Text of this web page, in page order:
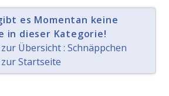
es Momentan keine
in dieser Kategorie!
Übersicht : Schnäppchen
Startseite